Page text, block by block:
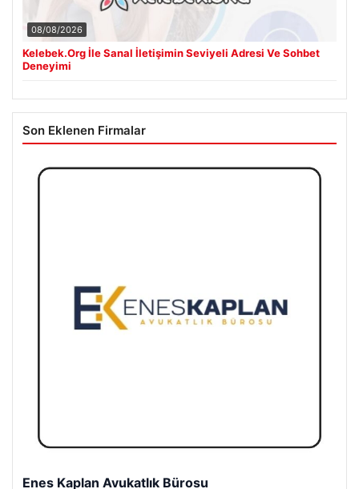
08/08/2026
Kelebek.Org İle Sanal İletişimin Seviyeli Adresi Ve Sohbet
Deneyimi
Son Eklenen Firmalar
Enes Kaplan Avukatlık Bürosu